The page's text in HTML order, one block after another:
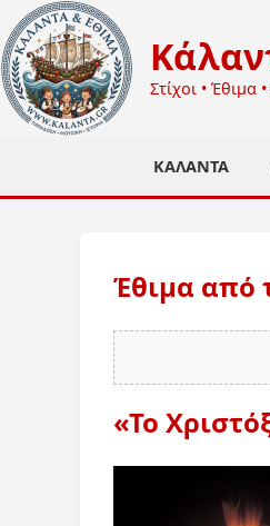
Στίχοι • Έθιμα
ΚΆΛΑΝΤΑ
Έθιμα από
«Το